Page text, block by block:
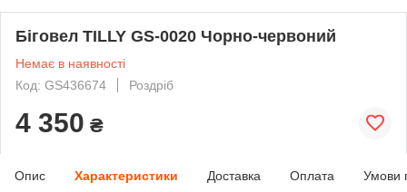
Біговел TILLY GS-0020 Чорно-червоний
Немає в наявності
Код: GS436674
Роздріб
4 350 ₴
Опис Характеристики Доставка Оплата Умови